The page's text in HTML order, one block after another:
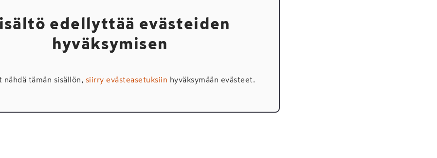
edellyttää evästeiden
hyväksymisen
nähdä tämän sisällön, siirry evästeasetuksiin hyväksymään evästeet.